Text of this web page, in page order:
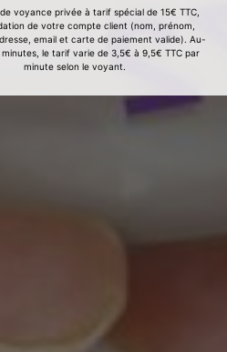
voyance privée à tarif spécial de 15€ TTC,
de votre compte client (nom, prénom,
email et carte de paiement valide). Au-
minutes, le tarif varie de 3,5€ à 9,5€ TTC par
minute selon le voyant.